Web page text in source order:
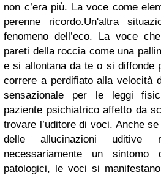
non c’era più. La voce come
perenne ricordo.Un'altra
fenomeno dell’eco. La voce
pareti della roccia come una
e si allontana da te o si diffonde
correre a perdifiato alla velocità
sensazionale per le leggi
paziente psichiatrico affetto da
trovare l’uditore di voci. Anche
delle allucinazioni
necessariamente un
patologici, le voci si